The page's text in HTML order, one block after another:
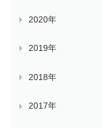
2020年
2019年
2018年
2017年